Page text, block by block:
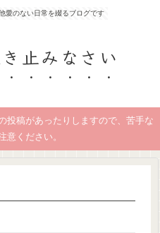
愛のない日常を綴るブログです
止みなさい
投稿があったりしますので、苦手な
意ください。